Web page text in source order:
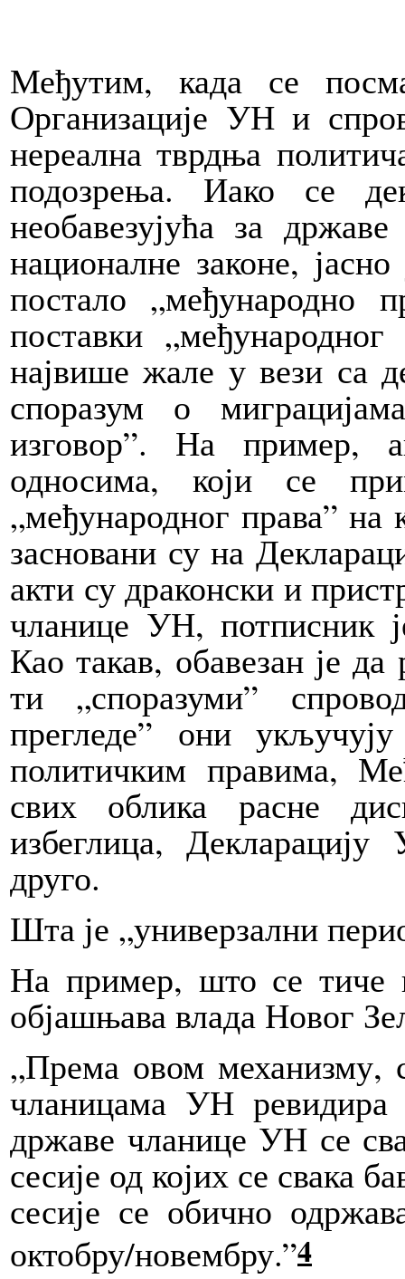
Међутим, када се
Организације УН и
нереална тврдња
подозрења. Иако се
необавезујућа за
националне законе,
постало „међународно
поставки
највише жале у вези са
споразум о
изговор”. На пример,
односима, који се
„међународног права” на
засновани су на
акти су драконски и
чланице УН, потписник
Као такав, обавезан је
ти „споразуми”
прегледе” они
политичким правима,
свих облика расне
избеглица,
друго.
Шта је „универзални
На пример, што се тиче
објашњава влада Новог
„Према овом механизму,
чланицама УН
државе чланице УН се
сесије од којих се свака
сесије се обично
октобру/новембру.”4